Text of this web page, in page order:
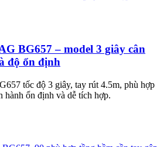
BG657 – model 3 giây cân
độ ổn định
tốc độ 3 giây, tay rút 4.5m, phù hợp
hành ổn định và dễ tích hợp.